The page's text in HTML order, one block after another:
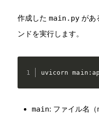
作成した main.py があ
ンドを実行します。
uvicorn
main: ファイル名（